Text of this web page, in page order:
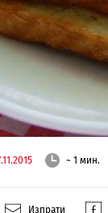
~ 1 мин.
Изпрати